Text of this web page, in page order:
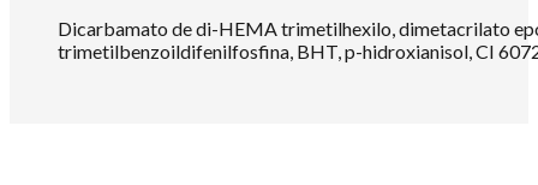
Dicarbamato de di-HEMA trimetilhexilo, dimetacrilato
trimetilbenzoildifenilfosfina, BHT, p-hidroxianisol, CI